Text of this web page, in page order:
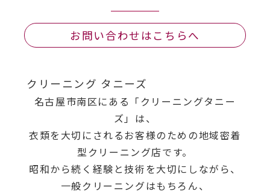
お問い合わせはこちらへ
クリーニング タニーズ
名古屋市南区にある「クリーニングタニー
ズ」は、
衣類を大切にされるお客様のための地域密着
型クリーニング店です。
昭和から続く経験と技術を大切にしながら、
一般クリーニングはもちろん、